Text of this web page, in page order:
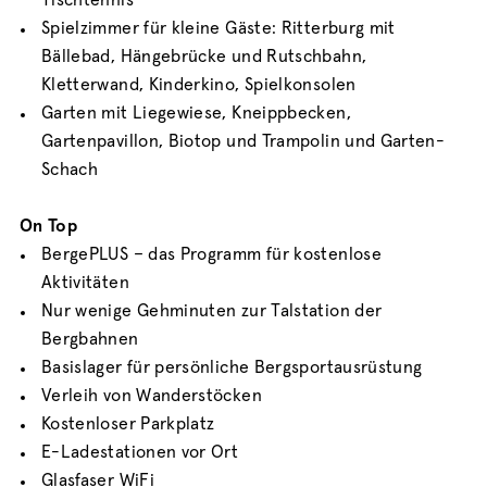
Spielzimmer für kleine Gäste: Ritterburg mit
Bällebad, Hängebrücke und Rutschbahn,
Kletterwand, Kinderkino, Spielkonsolen
Garten mit Liegewiese, Kneippbecken,
Gartenpavillon, Biotop und Trampolin und Garten-
Schach
On Top
BergePLUS – das Programm für kostenlose
Aktivitäten
Nur wenige Gehminuten zur Talstation der
Bergbahnen
Basislager für persönliche Bergsportausrüstung
Verleih von Wanderstöcken
Kostenloser Parkplatz
E-Ladestationen vor Ort
Glasfaser WiFi